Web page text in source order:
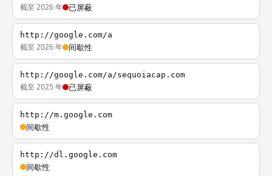
截至 2026 年 已屏蔽
http://google.com/a
截至 2026 年 间歇性
http://google.com/a/sequoiacap.com
截至 2025 年 已屏蔽
http://m.google.com
间歇性
http://dl.google.com
间歇性